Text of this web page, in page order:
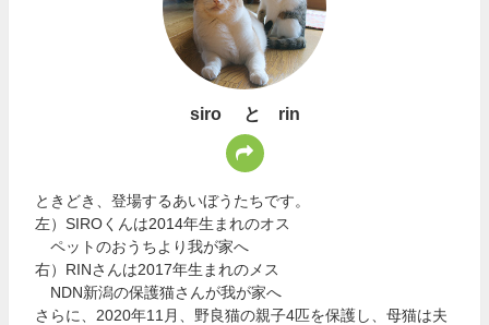
siro と rin
ときどき、登場するあいぼうたちです。
左）SIROくんは2014年生まれのオス
ペットのおうちより我が家へ
右）RINさんは2017年生まれのメス
NDN新潟の保護猫さんが我が家へ
さらに、2020年11月、野良猫の親子4匹を保護し、母猫は夫